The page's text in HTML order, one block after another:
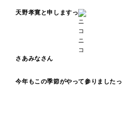
天野孝寛と申しますっ
さあみなさん
今年もこの季節がやって参りましたっ